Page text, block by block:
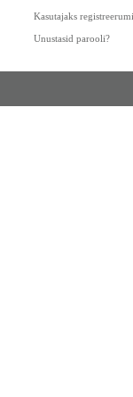
Kasutajaks
Unustasid parooli?